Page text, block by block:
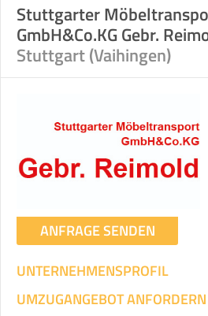
Stunden
KOSTENSCHÄTZUNG:
Mit
Mitarbeiter Zeit pro
Stuttgarter
GmbH&Co.KG Gebr.
Stuttgart (Vaihingen)
ANFRAGE SENDEN
UNTERNEHMENSPROFIL
UMZUGANGEBOT ANFORDERN